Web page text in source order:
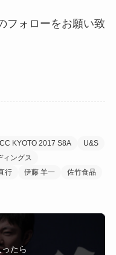
KYOTO 2017 S8A
U&S
ィングス
行 伊藤 羊一
佐竹食品
たら